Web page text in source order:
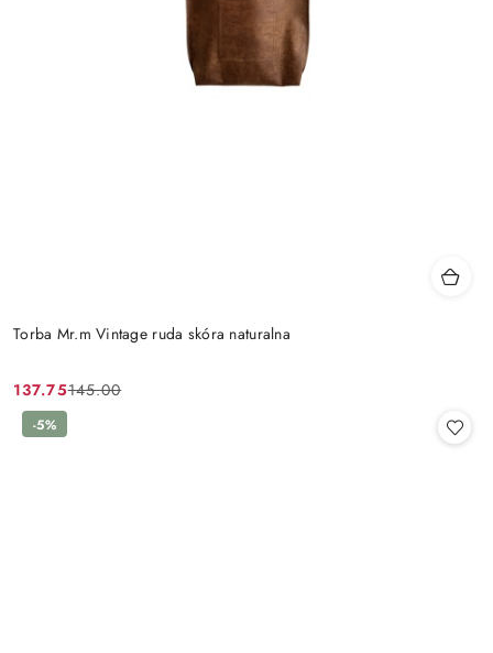
Torba Mr.m Vintage ruda skóra naturalna
Cena
promocyjna:
137.75
Cena
przed
145.00
-5%